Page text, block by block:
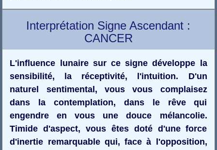
Interprétation Signe Ascendant :
CANCER
L'influence lunaire sur ce signe développe la
sensibilité, la réceptivité, l'intuition. D'un
naturel sentimental, vous vous complaisez
dans la contemplation, dans le rêve qui
engendre en vous une douce mélancolie.
Timide d'aspect, vous êtes doté d'une force
d'inertie remarquable qui, face à l'opposition,